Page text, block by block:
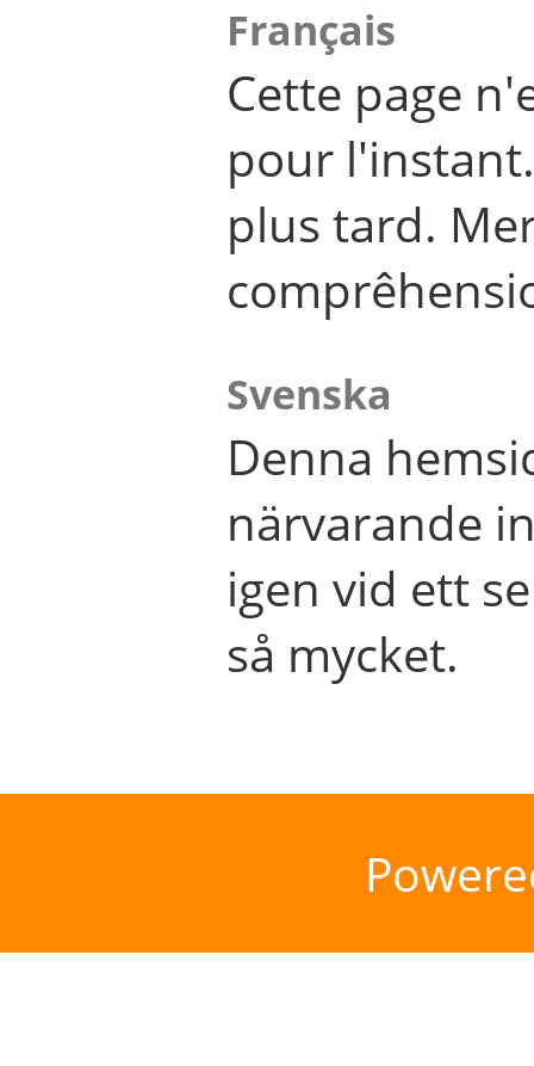
Français
Cette page
pour
plus tard.
Svenska
Denna
närvarande
igen vid ett
så mycket.